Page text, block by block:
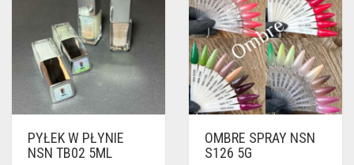
PYŁEK W PŁYNIE
NSN TB02 5ML
OMBRE SPRAY NSN
S126 5G